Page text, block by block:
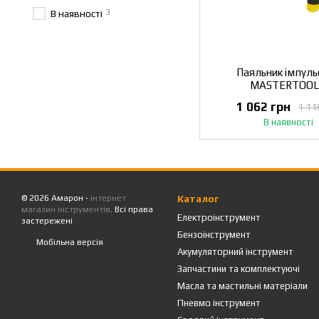
Паяльник
200 Вт/220-240 V/
500°С LED
аксесуари 44-
1
1 062 грн
В наявності
В наявності 3
© 2026 Амарон - інтернет
магазин інструментів. Всі права
застережені
Мобільна версія
Каталог
Електроінструмент
Бензоінструмент
Акумуляторний інструмент
Запчастини та комплектуючі
Масла та мастильні матеріали
Пневмо інструмент